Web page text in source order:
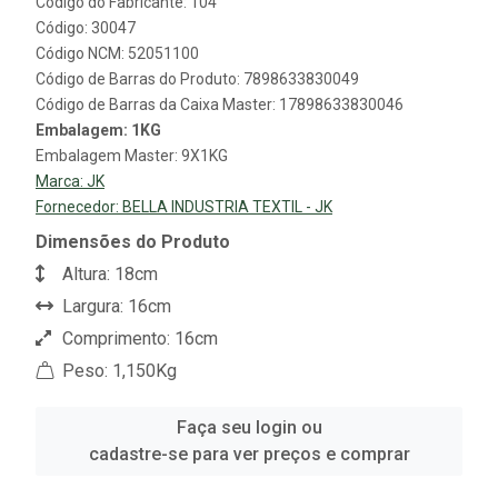
Código: 30047
Código NCM: 52051100
Código de Barras do Produto: 7898633830049
Código de Barras da Caixa Master: 17898633830046
Embalagem: 1KG
Embalagem Master: 9X1KG
Marca: JK
Fornecedor: BELLA INDUSTRIA TEXTIL - JK
Dimensões do Produto
Altura: 18cm
Largura: 16cm
Comprimento: 16cm
Peso: 1,150Kg
Faça seu login ou
cadastre-se para ver preços e comprar